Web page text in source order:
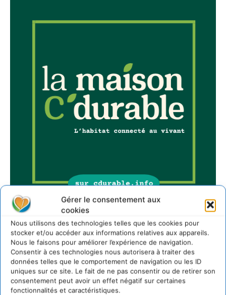
Gérer le consentement aux
cookies
Nous utilisons des technologies telles que les cookies pour
stocker et/ou accéder aux informations relatives aux appareils.
Nous le faisons pour améliorer l’expérience de navigation.
Consentir à ces technologies nous autorisera à traiter des
données telles que le comportement de navigation ou les ID
uniques sur ce site. Le fait de ne pas consentir ou de retirer son
consentement peut avoir un effet négatif sur certaines
fonctionnalités et caractéristiques.
Sur Cdurable
Comment le sol français a perdu sa mémoire
hydrique et déréglé tout le territoire (2020-2026)
2 août 2026